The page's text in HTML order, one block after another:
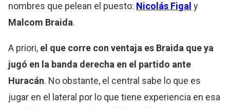
nombres que pelean el puesto: Nicolás Figal y
Malcom Braida.
A priori, el que corre con ventaja es Braida que ya
jugó en la banda derecha en el partido ante
Huracán. No obstante, el central sabe lo que es
jugar en el lateral por lo que tiene experiencia en esa